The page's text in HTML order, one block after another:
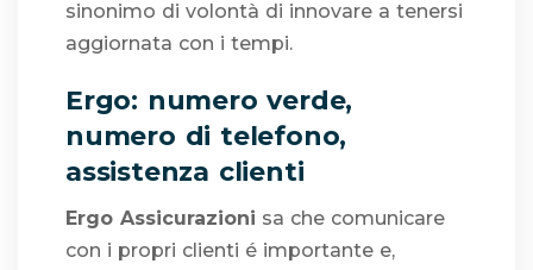
sinonimo di volontà di innovare a tenersi
aggiornata con i tempi.
Ergo: numero verde,
numero di telefono,
assistenza clienti
Ergo Assicurazioni sa che comunicare
con i propri clienti é importante e,